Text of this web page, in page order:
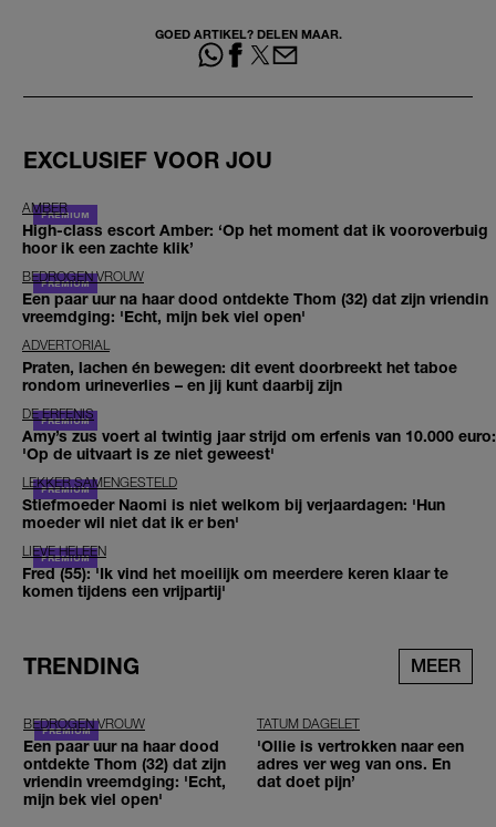
GOED ARTIKEL? DELEN MAAR.
EXCLUSIEF VOOR JOU
AMBER
High-class escort Amber: ‘Op het moment dat ik vooroverbuig
hoor ik een zachte klik’
BEDROGEN VROUW
Een paar uur na haar dood ontdekte Thom (32) dat zijn vriendin
vreemdging: 'Echt, mijn bek viel open'
ADVERTORIAL
Praten, lachen én bewegen: dit event doorbreekt het taboe
rondom urineverlies – en jij kunt daarbij zijn
DE ERFENIS
Amy’s zus voert al twintig jaar strijd om erfenis van 10.000 euro:
'Op de uitvaart is ze niet geweest'
LEKKER SAMENGESTELD
Stiefmoeder Naomi is niet welkom bij verjaardagen: 'Hun
moeder wil niet dat ik er ben'
LIEVE HELEEN
Fred (55): 'Ik vind het moeilijk om meerdere keren klaar te
komen tijdens een vrijpartij'
TRENDING MEER
BEDROGEN VROUW
Een paar uur na haar dood
ontdekte Thom (32) dat zijn
vriendin vreemdging: 'Echt,
mijn bek viel open'
TATUM DAGELET
'Ollie is vertrokken naar een
adres ver weg van ons. En
dat doet pijn’